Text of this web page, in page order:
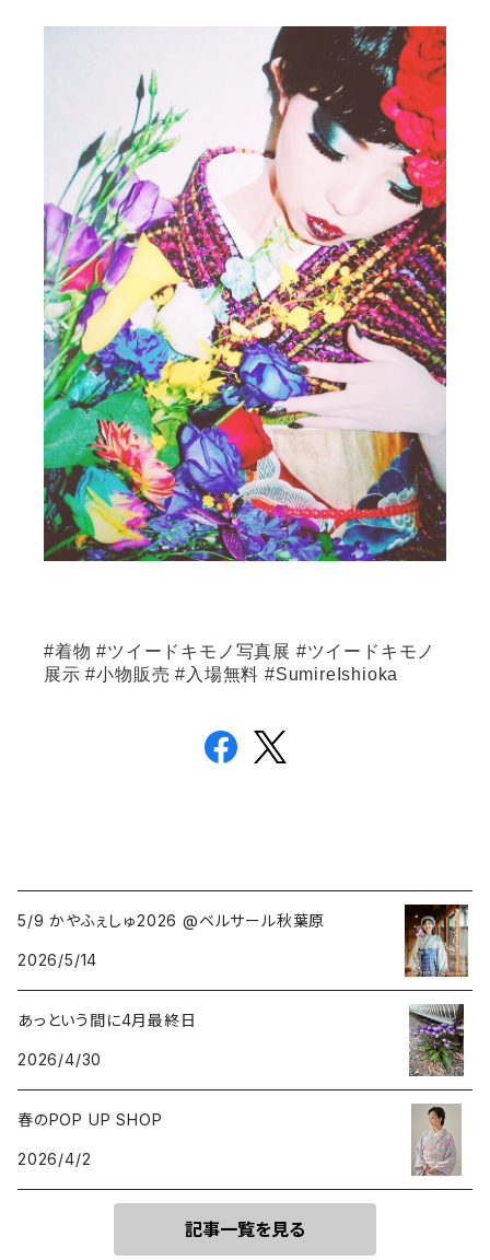
#着物 #ツイードキモノ写真展 #ツイードキモノ
展示 #小物販売 #入場無料 #SumireIshioka
5/9 かやふぇしゅ2026 @ベルサール秋葉原
2026/5/14
あっという間に4月最終日
2026/4/30
春のPOP UP SHOP
2026/4/2
記事一覧を見る